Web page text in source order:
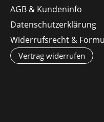
AGB & Kundeninfo
Datenschutzerklärung
Widerrufsrecht &
Vertrag widerrufen